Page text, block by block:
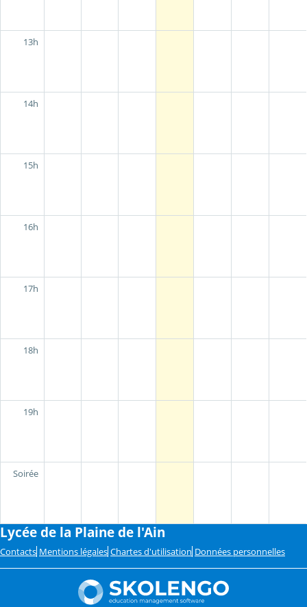
13h
14h
15h
16h
17h
18h
19h
Soirée
Lycée de la Plaine de l'Ain
Contacts Mentions légales Chartes d'utilisation Données personnelles